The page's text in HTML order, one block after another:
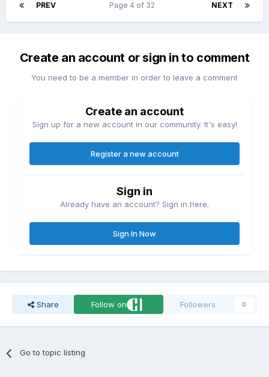
PREV NEXT
Page 4 of 32
Create an account or sign in to comment
You need to be a member in order to leave a comment
Create an account
Sign up for a new account in our community. It's easy!
Register a new account
Sign in
Already have an account? Sign in here.
Sign In Now
Share Follow on Followers 0
Go to topic listing